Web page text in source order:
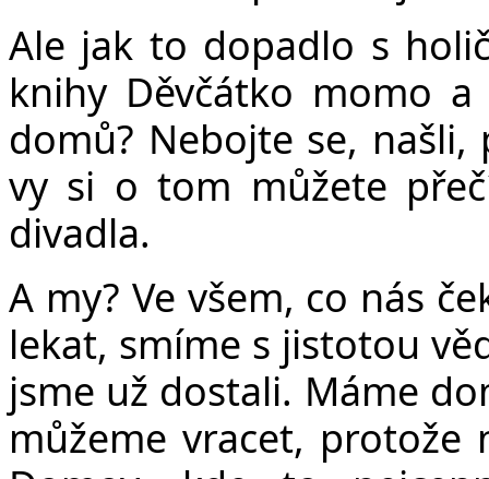
Ale jak to dopadlo s
knihy Děvčátko momo a
domů? Nebojte se,
vy si o tom můžete
divadla.
A my? Ve všem, co nás
lekat, smíme s jistotou
jsme už dostali. Máme
můžeme vracet, protože